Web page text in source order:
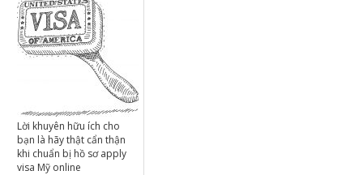
Lời khuyên hữu ích cho
bạn là hãy thật cẩn thận
khi chuẩn bị hồ sơ apply
visa Mỹ online